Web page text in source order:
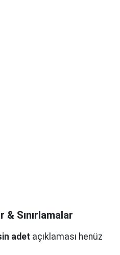
Sınırlamalar
adet açıklaması henüz